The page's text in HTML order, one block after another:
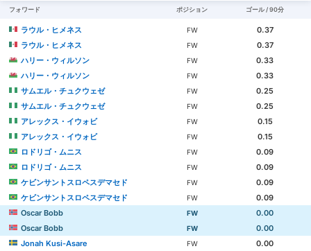
フォワード ポジション ゴール / 90分
ラウル・ヒメネス FW
0.37
ラウル・ヒメネス
FW
0.37
ハリー・ウィルソン
FW
0.33
ハリー・ウィルソン
FW
0.33
サムエル・チュクウェゼ
FW
0.25
サムエル・チュクウェゼ
FW
0.25
アレックス・イウォビ
FW
0.15
アレックス・イウォビ
FW
0.15
ロドリゴ・ムニス
FW
0.09
ロドリゴ・ムニス
FW
0.09
ケビンサントスロペスデマセド
FW
0.09
ケビンサントスロペスデマセド
FW
0.09
Oscar Bobb
FW
0.00
Oscar Bobb
FW
0.00
Jonah Kusi-Asare
FW
0.00